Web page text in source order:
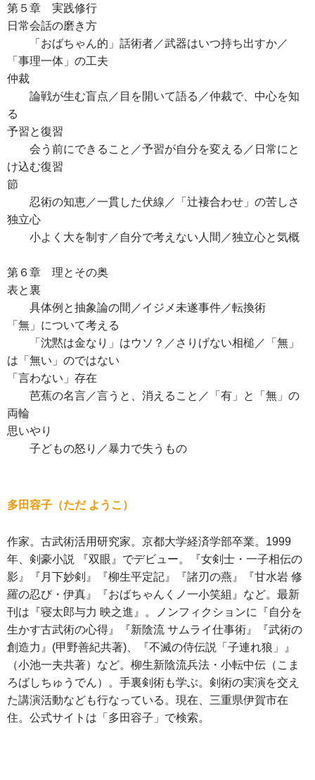
第５章 実践修行
日常会話の磨き方
「おばちゃん的」話術者／武器はいつ持ち出すか／
「事理一体」の工夫
仲裁
論戦が生む盲点／目を開いて語る／仲裁で、中心を知
る
予習と復習
会う前にできること／予習が自分を変える／日常にと
け込む復習
節
忍術の知恵／一貫した伏線／「辻褄合わせ」の苦しさ
独立心
小よく大を制す／自分で考えない人間／独立心と気概
第６章 理とその奥
表と裏
具体例と抽象論の間／イジメ未遂事件／転換術
「無」について考える
「沈黙は金なり」はウソ？／さりげない相槌／「無」
は「無い」のではない
「言わない」存在
芭蕉の名言／言うと、消えること／「有」と「無」の
両輪
思いやり
子どもの怒り／暴力で失うもの
多田容子（ただ ようこ）
作家。古武術活用研究家。京都大学経済学部卒業。1999
年、剣豪小説 『双眼』でデビュー。『女剣士・一子相伝の
影』『月下妙剣』『柳生平定記』『諸刃の燕』『甘水岩 修
羅の忍び・伊真』『おばちゃんくノ一小笑組』など。最新
刊は『寝太郎与力 映之進』。ノンフィクションに『自分を
生かす古武術の心得』『新陰流 サムライ仕事術』『武術の
創造力』(甲野善紀共著)、『不滅の侍伝説「子連れ狼」』
（小池一夫共著）など。柳生新陰流兵法・小転中伝（こま
ろばしちゅうでん）。手裏剣術も学ぶ。剣術の実演を交え
た講演活動なども行なっている。現在、三重県伊賀市在
住。公式サイトは「多田容子」で検索。